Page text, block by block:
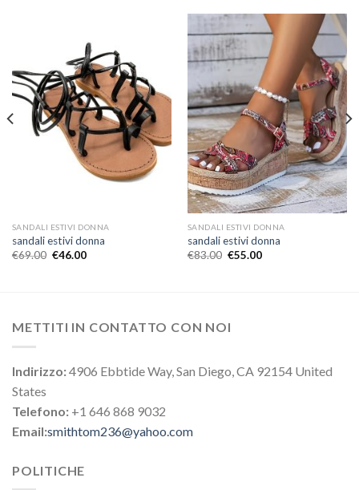
SANDALI ESTIVI DONNA
sandali estivi donna
€69.00 €46.00
SANDALI ESTIVI DONNA
sandali estivi donna
€83.00 €55.00
METTITI IN CONTATTO CON NOI
Indirizzo:4906 Ebbtide Way, San Diego, CA 92154 United
States
Telefono: +1 646 868 9032
Email:smithtom236@yahoo.com
POLITICHE